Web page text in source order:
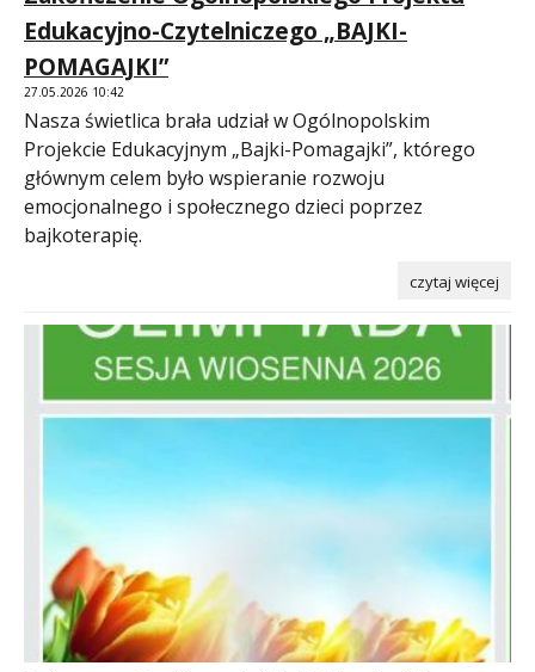
Edukacyjno-Czytelniczego „BAJKI-
POMAGAJKI”
27.05.2026 10:42
Nasza świetlica brała udział w Ogólnopolskim
Projekcie Edukacyjnym „Bajki-Pomagajki”, którego
głównym celem było wspieranie rozwoju
emocjonalnego i społecznego dzieci poprzez
bajkoterapię.
czytaj więcej